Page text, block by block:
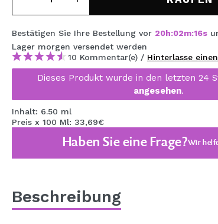
MAQUIFARMA
KOREA ZONE
TRAVEL SIZE
NATURE
SPECIALS
OUTLET
BALD VERFÜGBAR
BLOG
Bestätigen Sie Ihre Bestellung vor 20h:02m:15s
Lager morgen versendet werden
10 Kommentar(e) / Hinterlasse
Dieses Produkt wurde in den letzten 24
angesehen.
Inhalt: 6.50 ml
Preis x 100 Ml: 33,69€
Haben Sie eine Frage?Wir
Beschreibung